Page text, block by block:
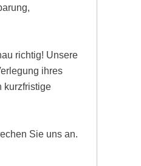
richtig! Unsere
ihres
kurzfristige
Sie uns an.